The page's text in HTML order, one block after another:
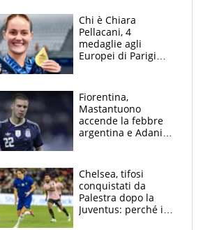
Chi è Chiara
Pellacani, 4
medaglie agli
Europei di Parigi
giornalista, mamma
insegnante e il
fratello calciatore
Fiorentina,
Mastantuono
accende la febbre
argentina e Adani
festa’ a Commisso
Chelsea, tifosi
conquistati da
Palestra dopo la
Juventus: perché i